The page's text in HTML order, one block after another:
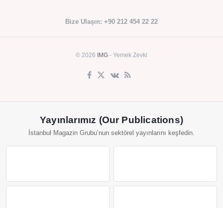
Bize Ulaşın: +90 212 454 22 22
© 2026 IMG - Yemek Zevki
Yayınlarımız (Our Publications)
İstanbul Magazin Grubu’nun sektörel yayınlarını keşfedin.